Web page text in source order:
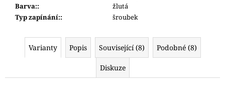
Barva::
žlutá
Typ zapínání:: šroubek
Varianty Popis Související (8) Podobné (8)
Diskuze